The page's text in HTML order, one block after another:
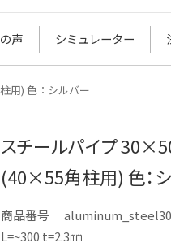
声 シミュレーター
用) 色：シルバー
スチールパイプ
(40×55角柱用) 色：
商品番号
L=~300 t=2.3㎜